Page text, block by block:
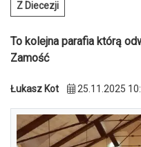
Z Diecezji
To kolejna parafia którą
Zamość
Łukasz Kot 25.11.2025